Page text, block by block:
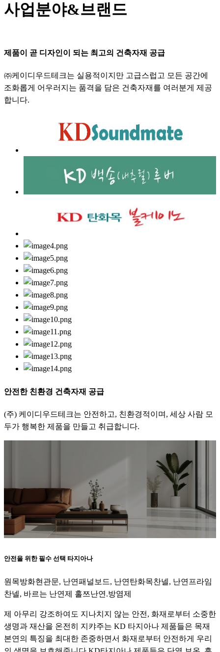
사업분야&브랜드
제품이 곧 디자인이 되는 최고의 건축자재 공급
㈜케이디우드테크는 실용적이지만 고급스럽고 모든 공간에
조화롭게 어우러지는 품격을 담은 건축자재를 여러분게 제공
합니다.
안전한 친환경 건축자재 공급
(주) 케이디우드테크는 안전하고, 친환경적이며, 세상 사람 모
두가 행복한 제품을 만들고 취급합니다.
안전을 위한 필수 선택 타지아나
원목방화현관문, 난연패널보드, 난연탄화목찬넬, 난연프라임
찬넬, 바르는 난연제 홀쯔난연.방염제
제 아무리 강조하여도 지나치지 않는 안전, 화재로부터 소중한
생명과 재산을 온전히 지캬주는 KD 타지아나 제품들은 목재
본연의 특징을 최대한 존중하면서 화재로부터 안전하게 우리